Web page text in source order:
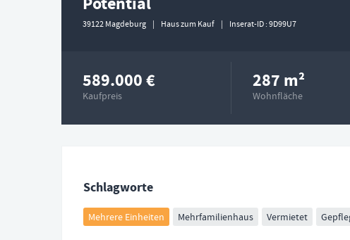
39122 Magdeburg Haus zum Kauf Inserat-ID 9D99U7
589.000 €
Kaufpreis
287 m²
Wohnfläche
Schlagworte
Mehrfamilienhaus Vermietet
Mehrere Einheiten